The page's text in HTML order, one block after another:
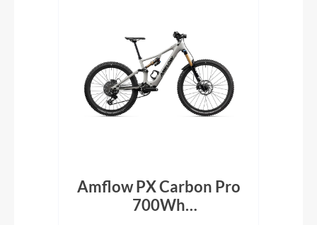
Amflow PX Carbon Pro
700Wh